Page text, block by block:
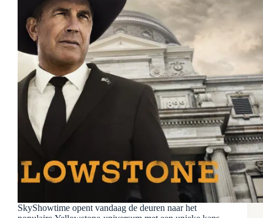
SkyShowtime opent vandaag de deuren naar het